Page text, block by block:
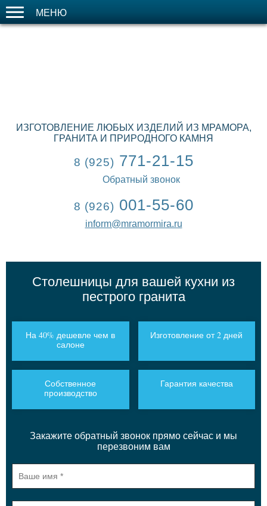
МЕНЮ
ИЗГОТОВЛЕНИЕ ЛЮБЫХ ИЗДЕЛИЙ ИЗ МРАМОРА,
ГРАНИТА И ПРИРОДНОГО КАМНЯ
8 (925) 771-21-15
Обратный звонок
8 (926) 001-55-60
inform@mramormira.ru
Столешницы для вашей кухни из
пестрого гранита
На 40% дешевле чем в
салоне
Изготовление от 2 дней
Собственное
производство
Гарантия качества
Закажите обратный звонок прямо сейчас и мы
перезвоним вам